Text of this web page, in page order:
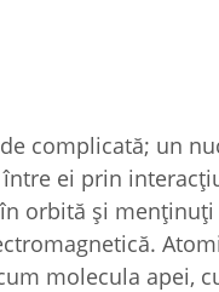
complicată; un
ei prin
orbită și
molecula apei,